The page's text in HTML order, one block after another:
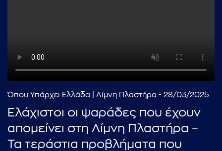
Όπου Υπάρχει Ελλάδα | Λίμνη Πλαστήρα - 28/03/2025
Ελάχιστοι οι ψαράδες που έχουν
απομείνει στη Λίμνη Πλαστήρα –
Τα τεράστια προβλήματα που